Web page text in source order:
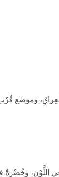
وموضع قُرْبَ
اللَّوْنِ، وخُضْرَةٌ